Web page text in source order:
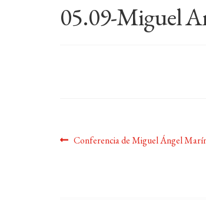
05.09-Miguel
Navegación
Anterior:
Conferencia de Miguel Ángel